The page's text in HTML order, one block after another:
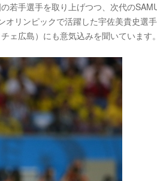
若手選手を取り上げつつ、次代の
オリンピックで活躍した宇佐美貴史選
ェ広島）にも意気込みを聞いています。